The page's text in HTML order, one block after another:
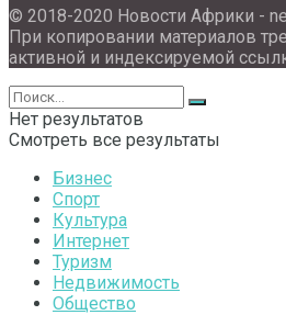
© 2018-2020 Новости Африки -
При копировании материалов
активной и индексируемой
Нет результатов
Смотреть все результаты
Бизнес
Спорт
Культура
Интернет
Туризм
Недвижимость
Общество